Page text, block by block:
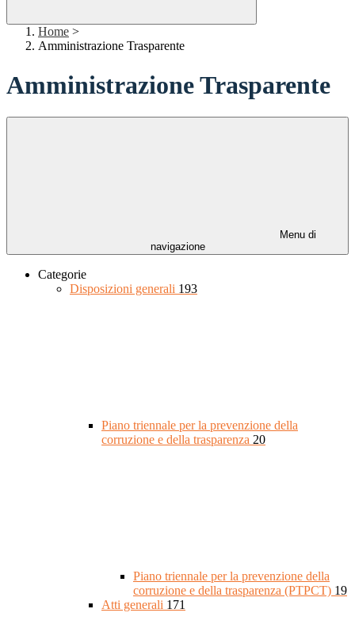
Home >
Amministrazione Trasparente
Amministrazione Trasparente
Menu di
navigazione
Categorie
Disposizioni generali 193
Piano triennale per la prevenzione della
corruzione e della trasparenza 20
Piano triennale per la prevenzione della
corruzione e della trasparenza (PTPCT) 19
Atti generali 171